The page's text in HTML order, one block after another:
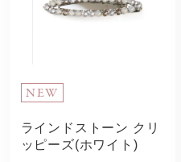
NEW
ラインドストーン クリ
ッピーズ(ホワイト)